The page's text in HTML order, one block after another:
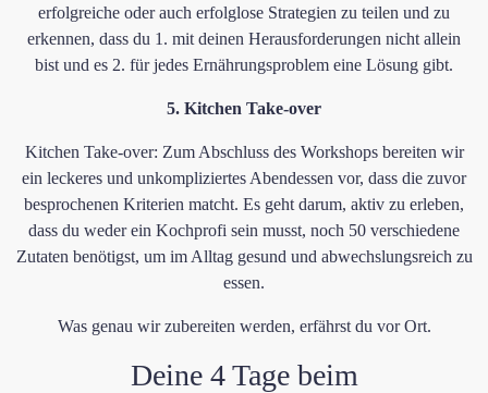
erfolgreiche oder auch erfolglose Strategien zu teilen und zu
erkennen, dass du 1. mit deinen Herausforderungen nicht allein
bist und es 2. für jedes Ernährungsproblem eine Lösung gibt.
​5. ​Kitchen Take-over
Kitchen Take-over: Zum Abschluss des Workshops bereiten wir
ein leckeres und unkompliziertes Abendessen vor, dass die zuvor
besprochenen Kriterien matcht. Es geht darum, aktiv zu erleben,
dass du weder ein Kochprofi sein musst, noch 50 verschiedene
Zutaten benötigst, um im Alltag gesund und abwechslungsreich zu
essen.
Was genau wir zubereiten werden, erfährst du vor Ort.
Deine 4 Tage beim